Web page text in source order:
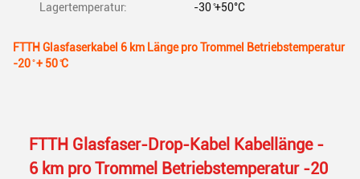
Lagertemperatur: -30 ̊+50°C
FTTH Glasfaserkabel 6 km Länge pro Trommel Betriebstemperatur
-20 ̊ + 50 ̊C
FTTH Glasfaser-Drop-Kabel Kabellänge -
6 km pro Trommel Betriebstemperatur -20